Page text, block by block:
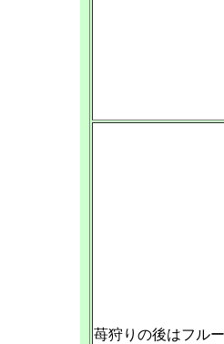
苺狩りの後はフル